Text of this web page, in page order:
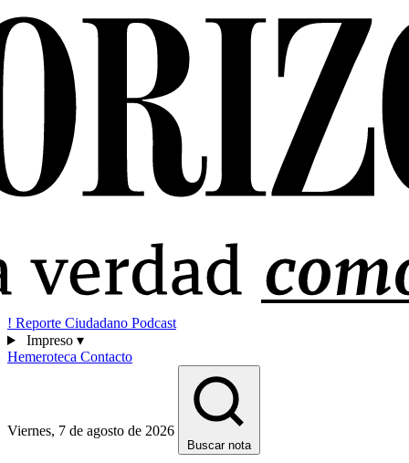
! Reporte Ciudadano Podcast
Impreso ▾
Hemeroteca Contacto
Viernes, 7 de agosto de 2026
Buscar nota